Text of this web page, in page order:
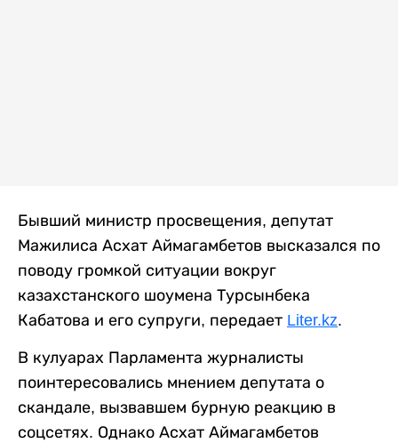
Бывший министр просвещения, депутат
Мажилиса Асхат Аймагамбетов высказался по
поводу громкой ситуации вокруг
казахстанского шоумена Турсынбека
Кабатова и его супруги, передает Liter.kz.
В кулуарах Парламента журналисты
поинтересовались мнением депутата о
скандале, вызвавшем бурную реакцию в
соцсетях. Однако Асхат Аймагамбетов